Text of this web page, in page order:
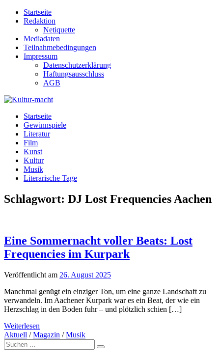
Zum
Inhalt
Startseite
Redaktion
Netiquette
Mediadaten
Teilnahmebedingungen
Impressum
Datenschutzerklärung
Haftungsausschluss
AGB
Kultur-macht
Magazin für Kunst, Literatur, Kultur, Film & Musik
Startseite
Gewinnspiele
Literatur
Film
Kunst
Kultur
Musik
Literarische Tage
Schlagwort: DJ Lost Frequencies Aachen
Eine Sommernacht voller Beats: Lost
Frequencies im Kurpark
Veröffentlicht am 26. August 2025
Manchmal genügt ein einziger Ton, um eine ganze Landschaft zu
verwandeln. Im Aachener Kurpark war es ein Beat, der wie ein
Herzschlag in den Boden fuhr – und plötzlich schien […]
Weiterlesen
Aktuell /Magazin /Musik
Suche
nach: